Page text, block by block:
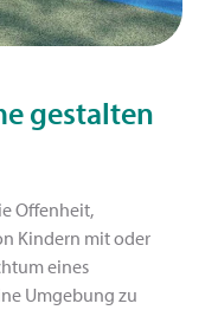
gestalten
Offenheit,
Kindern mit oder
eines
Umgebung zu